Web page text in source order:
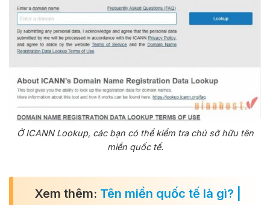
Ở ICANN Lookup, các bạn có thể kiểm tra chủ sở hữu tên
miền quốc tế.
Xem thêm: Tên miền quốc tế là gì? |